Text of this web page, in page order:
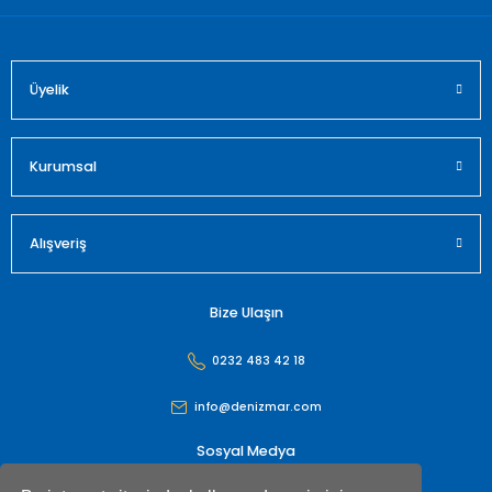
Üyelik
Kurumsal
Alışveriş
Bize Ulaşın
0232 483 42 18
info@denizmar.com
Sosyal Medya